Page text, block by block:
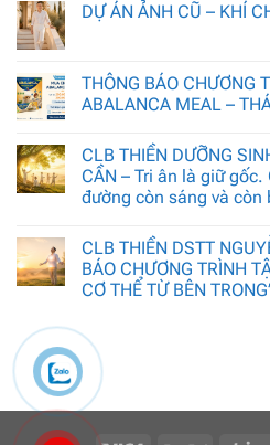
DỰ ÁN ẢNH CŨ – KHÍ
THÔNG BÁO CHƯƠNG
ABALANCA MEAL –
CLB THIỀN DƯỠNG
CẦN – Tri ân là giữ
đường còn sáng và còn
CLB THIỀN DSTT
BÁO CHƯƠNG TRÌNH
CƠ THỂ TỪ BÊN